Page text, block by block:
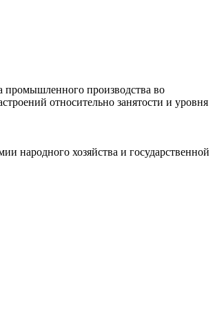
производства во
относительно занятости и уровня
народного хозяйства и государственной